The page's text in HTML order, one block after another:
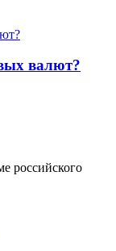
валют?
российского